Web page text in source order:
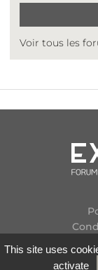
Voir tous les
This site uses
activate